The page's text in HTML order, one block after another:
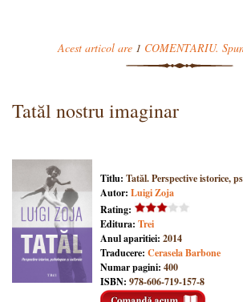
Acest articol are 1 COMENTARIU.
Tatăl nostru imaginar
Titlu: Tatăl. Perspective istorice,
Autor: Luigi Zoja
Rating:
Editura: Trei
Anul aparitiei: 2014
Traducere: Cerasela Barbone
Numar pagini: 400
ISBN: 978-606-719-157-8